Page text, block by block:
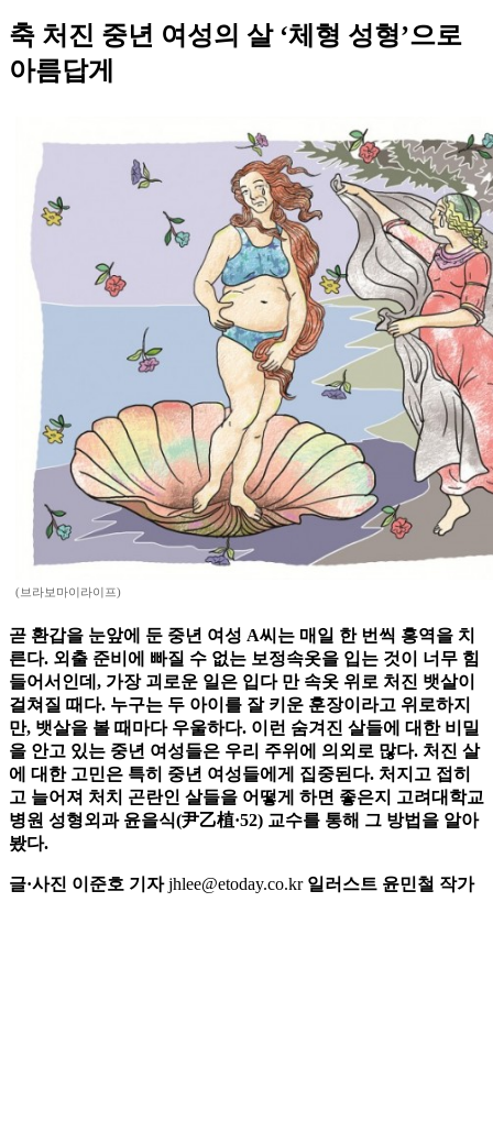
축 처진 중년 여성의 살 ‘체형 성형’으로
아름답게
(브라보마이라이프)
곧 환갑을 눈앞에 둔 중년 여성 A씨는 매일 한 번씩 홍역을 치
른다. 외출 준비에 빠질 수 없는 보정속옷을 입는 것이 너무 힘
들어서인데, 가장 괴로운 일은 입다 만 속옷 위로 처진 뱃살이
걸쳐질 때다. 누구는 두 아이를 잘 키운 훈장이라고 위로하지
만, 뱃살을 볼 때마다 우울하다. 이런 숨겨진 살들에 대한 비밀
을 안고 있는 중년 여성들은 우리 주위에 의외로 많다. 처진 살
에 대한 고민은 특히 중년 여성들에게 집중된다. 처지고 접히
고 늘어져 처치 곤란인 살들을 어떻게 하면 좋은지 고려대학교
병원 성형외과 윤을식(尹乙植·52) 교수를 통해 그 방법을 알아
봤다.
글·사진 이준호 기자jhlee@etoday.co.kr 일러스트 윤민철 작가